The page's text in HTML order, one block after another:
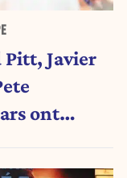
Pitt, Javier
ont